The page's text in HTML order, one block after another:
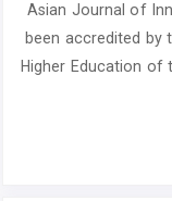
Asian Journal of
been accredited by
Higher Education of